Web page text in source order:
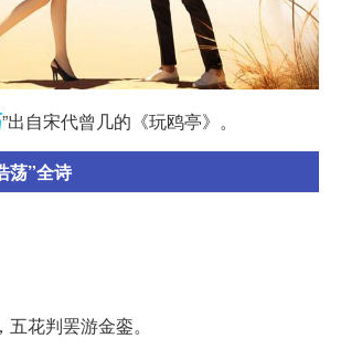
”出自宋代曾几的《玩鸥亭》。
荡”全诗
花判罢游金銮。